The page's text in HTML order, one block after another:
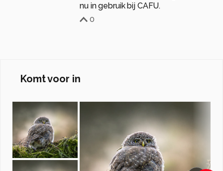
nu in gebruik bij CAFU.
0
Komt voor in